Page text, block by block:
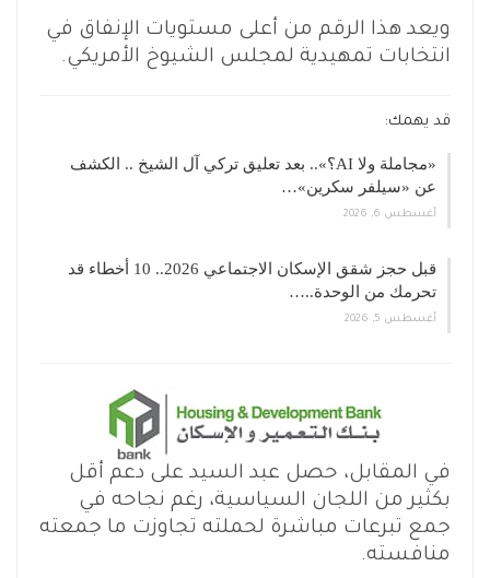
ويعد هذا الرقم من أعلى مستويات الإنفاق في
انتخابات تمهيدية لمجلس الشيوخ الأمريكي.
قد يهمك:
«مجاملة ولا AI؟».. بعد تعليق تركي آل الشيخ .. الكشف
عن «سيلفر سكرين»…
أغسطس 6, 2026
قبل حجز شقق الإسكان الاجتماعي 2026.. 10 أخطاء قد
تحرمك من الوحدة..…
أغسطس 5, 2026
في المقابل، حصل عبد السيد على دعم أقل
بكثير من اللجان السياسية، رغم نجاحه في
جمع تبرعات مباشرة لحملته تجاوزت ما جمعته
منافسته.